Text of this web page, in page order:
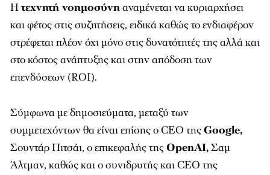
Ητεχνητή νοημοσύνηαναμένεται να κυριαρχήσει
και φέτος στις συζητήσεις, ειδικά καθώς το ενδιαφέρον
στρέφεται πλέον όχι μόνο στις δυνατότητές της αλλά και
στο κόστος ανάπτυξης και στην απόδοση των
επενδύσεων (ROI).
Σύμφωνα με δημοσιεύματα, μεταξύ των
συμμετεχόντων θα είναι επίσης ο CEO τηςGoogle,
Σουντάρ Πιτσάι, ο επικεφαλής τηςOpenAI,Σαμ
Άλτμαν, καθώς και ο συνιδρυτής και CEO της